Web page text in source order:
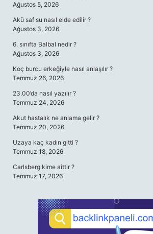
Ağustos 5, 2026
Akü saf su nasıl elde edilir ?
Ağustos 3, 2026
6. sınıfta Balbal nedir ?
Ağustos 3, 2026
Koç burcu erkeğiyle nasıl anlaşılır ?
Temmuz 26, 2026
23.00’da nasıl yazılır ?
Temmuz 24, 2026
Akut hastalık ne anlama gelir ?
Temmuz 20, 2026
Uzaya kaç kadın gitti ?
Temmuz 18, 2026
Carlsberg kime aittir ?
Temmuz 17, 2026